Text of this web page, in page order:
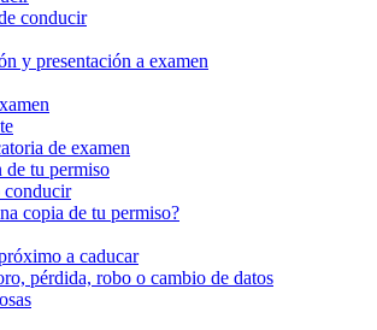
conducir
y presentación a examen
de examen
de tu permiso
conducir
copia de tu permiso?
a caducar
pérdida, robo o cambio de datos